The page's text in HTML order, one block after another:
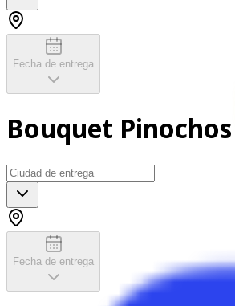
Fecha de entrega
Bouquet Pinochos
Fecha de entrega